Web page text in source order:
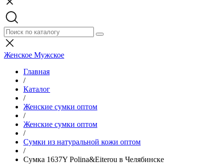
Женское Мужское
Главная
/
Каталог
/
Женские сумки оптом
/
Женские сумки оптом
/
Cумки из натуральной кожи оптом
/
Сумка 1637Y Polina&Eiterou в Челябинске